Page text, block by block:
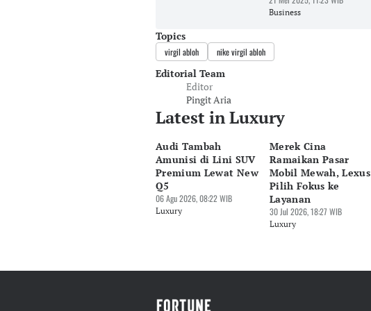
Business
Topics
virgil abloh nike virgil abloh
Editorial Team
Editor
Pingit Aria
Latest in Luxury
Audi Tambah
Amunisi di Lini SUV
Premium Lewat New
Q5
06 Agu 2026, 08:22 WIB
Luxury
Merek Cina
Ramaikan Pasar
Mobil Mewah, Lexus
Pilih Fokus ke
Layanan
30 Jul 2026, 18:27 WIB
Luxury